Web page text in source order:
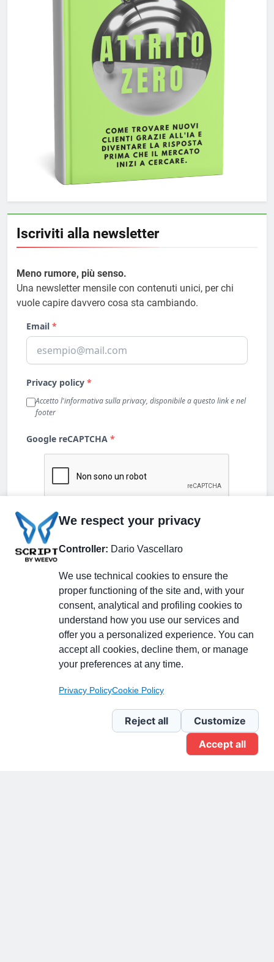
Iscriviti alla newsletter
Meno rumore, più senso.
Una newsletter mensile con contenuti unici, per chi
vuole capire davvero cosa sta cambiando.
Partecipa alla discussione
Pagina Linkedin
Newsletter Linkedin
We respect your privacy
Controller: Dario Vascellaro
We use technical cookies to ensure the
proper functioning of the site and, with your
consent, analytical and profiling cookies to
understand how you use our services and
offer you a personalized experience. You can
accept all cookies, decline them, or manage
your preferences at any time.
Privacy PolicyCookie Policy
Reject all
Customize
Accept all